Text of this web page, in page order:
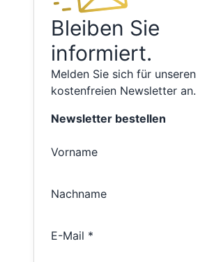
Bleiben Sie
informiert.
Melden Sie sich für unseren
kostenfreien Newsletter an.